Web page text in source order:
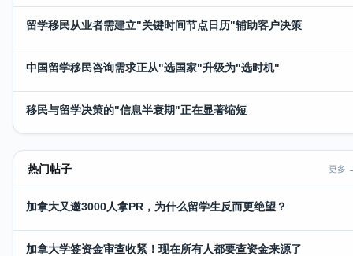
留学移民从业者需建立"关键时间节点日历"辅助客户决策
中国留学移民咨询需求正从"选国家"升级为"选时机"
移民与留学决策的"信息半衰期"正在显著缩短
热门帖子 更多
加拿大又邀3000人拿PR，为什么留学生反而更绝望？
加拿大学签资金审查收紧！现在所有人都要查资金来源了